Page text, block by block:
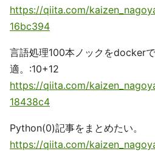
https://qiita.com/
16bc394
言語処理100本ノックをdocker
適。:10+12
https://qiita.com/
18438c4
Python(0)記事をまとめたい。
https://qiita.com/